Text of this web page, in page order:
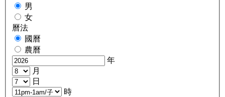
男
女
曆法
國曆
農曆
年
月
日
時